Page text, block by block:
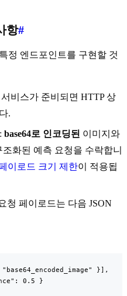
항#
정 엔드포인트를 구현할 것
서비스가 준비되면 HTTP 상
.
base64로 인코딩된 이미지와
화된 예측 요청을 수락합니
이로드 크기 제한이 적용됩
청 페이로드는 다음 JSON
}],
0.5 }